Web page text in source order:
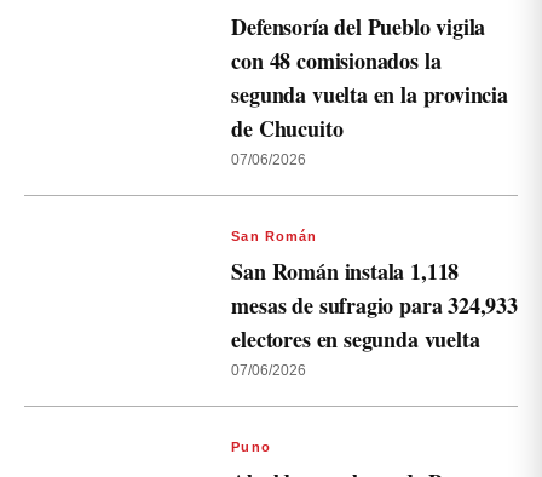
Defensoría del Pueblo vigila
con 48 comisionados la
segunda vuelta en la provincia
de Chucuito
07/06/2026
San Román
San Román instala 1,118
mesas de sufragio para 324,933
electores en segunda vuelta
07/06/2026
Puno